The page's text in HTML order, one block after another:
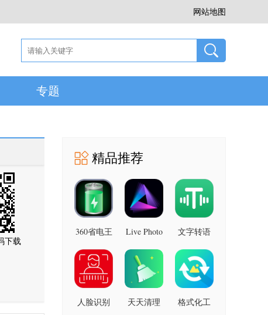
网站地图
专题
下载
精品推荐
360省电王
版
Live Photo
文字转语
卓版
人脸识别
天天清理
格式化工